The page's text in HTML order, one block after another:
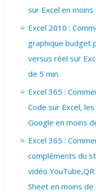
sur Excel en
Excel 2010 :
graphique budget
versus réel sur
de 5 min.
Excel 365 :
Code sur Excel,
Google en moins
Excel 365 :
compléments du
vidéo
Sheet en moins de